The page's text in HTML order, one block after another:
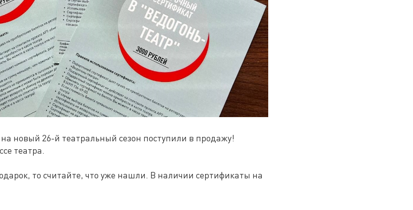
новый 26-й театральный сезон поступили в продажу!
театра.
то считайте, что уже нашли. В наличии сертификаты на